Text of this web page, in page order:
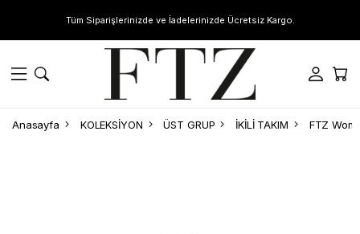
Tüm Siparişlerinizde ve İadelerinizde Ücretsiz Kargo.
Anasayfa KOLEKSİYON ÜST GRUP İKİLİ TAKIM FTZ